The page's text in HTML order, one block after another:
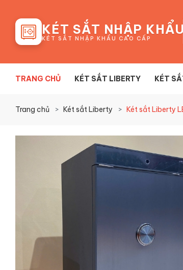
KÉT SẮT NHẬP KHẨU
KÉT SẮT NHẬP KHẨU CAO CẤP
TRANG CHỦ KÉT SẮT LIBERTY KÉT
Trang chủ Két sắt Liberty Két sắt Liberty